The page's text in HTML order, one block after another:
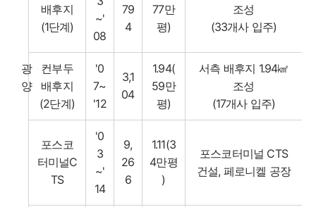
광
양
배후지
(1단계)
~'
08
79
4
77만
평)
조성
(33개사 입주)
컨부두
배후지
(2단계)
'0
7~
'12
3,1
04
1.94(
59만
평)
서측 배후지 1.94㎢
조성
(17개사 입주)
포스코
터미널C
TS
'0
3
~'
14
9,
26
6
1.11(3
4만평
)
포스코터미널 CTS
건설, 페로니켈 공장